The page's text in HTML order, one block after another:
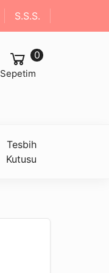
S.S.S.
Sepetim
0
Tesbih
Kutusu